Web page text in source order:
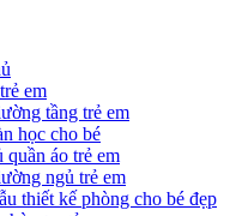
em
tầng trẻ em
học cho bé
quần áo trẻ em
ngủ trẻ em
thiết kế phòng cho bé đẹp